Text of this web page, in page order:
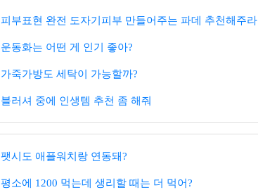
피부표현 완전 도자기피부 만들어주는 파데 추천해주라
운동화는 어떤 게 인기 좋아?
가죽가방도 세탁이 가능할까?
블러셔 중에 인생템 추천 좀 해줘
팻시도 애플워치랑 연동돼?
평소에 1200 먹는데 생리할 때는 더 먹어?